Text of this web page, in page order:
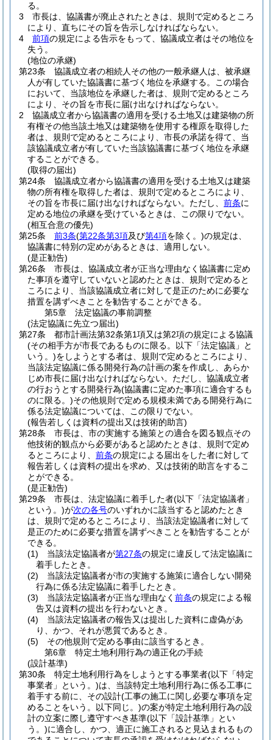
る。
3
市長は、協議書が廃止されたときは、規則で定めるところ
により、直ちにその旨を告示しなければならない。
4
前項の規定による告示をもって、協議成立者はその地位を
失う。
(地位の承継)
第23条
協議成立者の相続人その他の一般承継人は、被承継
人が有していた協議書に基づく地位を承継する。
この場合
において、当該地位を承継した者は、規則で定めるところ
により、その旨を市長に届け出なければならない。
2
協議成立者から協議書の適用を受ける土地又は建築物の所
有権その他当該土地又は建築物を使用する権原を取得した
者は、規則で定めるところにより、市長の承諾を得て、当
該協議成立者が有していた当該協議書に基づく地位を承継
することができる。
(取得の届出)
第24条
協議成立者から協議書の適用を受ける土地又は建築
物の所有権を取得した者は、規則で定めるところにより、
その旨を市長に届け出なければならない。 ただし、 前条に
定める地位の承継を受けているときは、この限りでない。
(相互合意の優先)
第25条
前3条(第22条第3項及び第4項を除く。)の規定は、
協議書に特別の定めがあるときは、適用しない。
(是正勧告)
第26条
市長は、協議成立者が正当な理由なく協議書に定め
た事項を遵守していないと認めたときは、規則で定めると
ころにより、当該協議成立者に対して是正のために必要な
措置を講ずべきことを勧告することができる。
第5章
法定協議の事前調整
(法定協議に先立つ届出)
第27条
都市計画法第32条第1項又は第2項の規定による協議
(その相手方が市長であるものに限る。以下「法定協議」と
いう。)をしようとする者は、規則で定めるところにより、
当該法定協議に係る開発行為の計画の案を作成し、あらか
じめ市長に届け出なければならない。 ただし、協議成立者
の行おうとする開発行為(協議書に定めた事項に適合するも
のに限る。)その他規則で定める規模未満である開発行為に
係る法定協議については、この限りでない。
(報告若しくは資料の提出又は技術的助言)
第28条
市長は、市の実施する施策との適合を図る観点その
他技術的観点から必要があると認めたときは、規則で定め
るところにより、 前条の規定による届出をした者に対して
報告若しくは資料の提出を求め、又は技術的助言をするこ
とができる。
(是正勧告)
第29条
市長は、法定協議に着手した者(以下「法定協議者」
という。)が次の各号のいずれかに該当すると認めたとき
は、規則で定めるところにより、当該法定協議者に対して
是正のために必要な措置を講ずべきことを勧告することが
できる。
(1)
当該法定協議者が第27条の規定に違反して法定協議に
着手したとき。
(2)
当該法定協議者が市の実施する施策に適合しない開発
行為に係る法定協議に着手したとき。
(3)
当該法定協議者が正当な理由なく 前条の規定による報
告又は資料の提出を行わないとき。
(4)
当該法定協議者の報告又は提出した資料に虚偽があ
り、かつ、それが悪質であるとき。
(5)
その他規則で定める事由に該当するとき。
第6章
特定土地利用行為の適正化の手続
(設計基準)
第30条
特定土地利用行為をしようとする事業者(以下「特定
事業者」という。)は、当該特定土地利用行為に係る工事に
着手する前に、その設計(工事の施工に関し必要な事項を定
めることをいう。以下同じ。)の案が特定土地利用行為の設
計の立案に際し遵守すべき基準(以下「設計基準」とい
う。)に適合し、かつ、適正に施工されると見込まれるもの